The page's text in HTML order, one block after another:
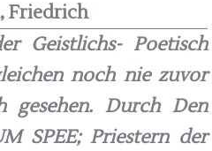
Friedrich
Geistlichs- Poetisch
noch nie zuvor
gesehen. Durch Den
SPEE; Priestern der